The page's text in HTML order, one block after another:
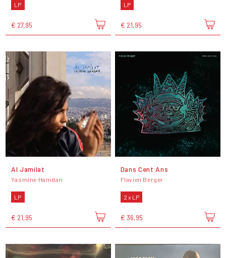
LP
€ 27,95
LP
€ 21,95
Al Jamílat
Yasmine Hamdan
LP
€ 21,95
Dans Cent Ans
Flavien Berger
2 x LP
€ 36,95